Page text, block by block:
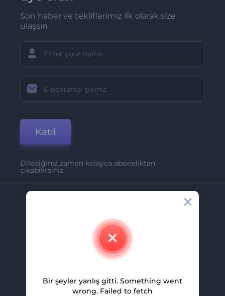
Son haber ve tekliflerimiz ilk olarak size
ulaşsın
Katıl
Dilediğiniz zaman kolayca abonelikten
çıkabilirsiniz.
Hakkımızda
İletişim
Kariyer
Ortaklık Programı
Bir şeyler yanlış gitti. Something went
wrong. Failed to fetch